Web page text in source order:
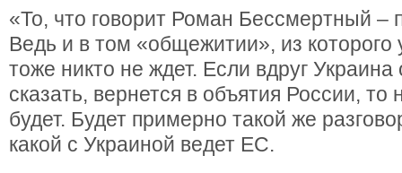
«То, что говорит Роман Бессмертный –
Ведь и в том «общежитии», из
тоже никто не ждет. Если вдруг Украина
сказать, вернется в объятия России, то
будет. Будет примерно такой же
какой с Украиной ведет ЕС.